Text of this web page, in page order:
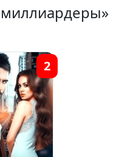
миллиардеры»
2